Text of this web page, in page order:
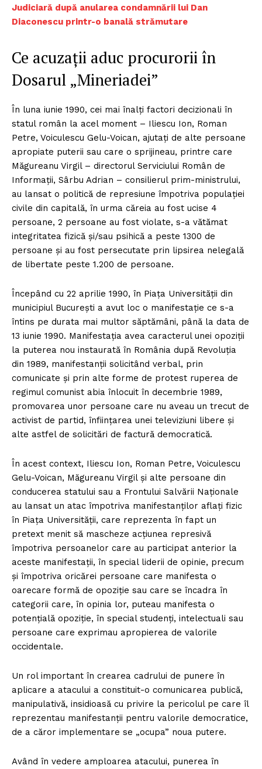
Judiciară după anularea condamnării lui Dan
Diaconescu printr-o banală strămutare
Ce acuzații aduc procurorii în
Dosarul „Mineriadei”
În luna iunie 1990, cei mai înalți factori decizionali în
statul român la acel moment – Iliescu Ion, Roman
Petre, Voiculescu Gelu-Voican, ajutați de alte persoane
apropiate puterii sau care o sprijineau, printre care
Măgureanu Virgil – directorul Serviciului Român de
Informații, Sârbu Adrian – consilierul prim-ministrului,
au lansat o politică de represiune împotriva populației
civile din capitală, în urma căreia au fost ucise 4
persoane, 2 persoane au fost violate, s-a vătămat
integritatea fizică și/sau psihică a peste 1300 de
persoane şi au fost persecutate prin lipsirea nelegală
de libertate peste 1.200 de persoane.
Începând cu 22 aprilie 1990, în Piața Universității din
municipiul București a avut loc o manifestație ce s-a
întins pe durata mai multor săptămâni, până la data de
13 iunie 1990. Manifestația avea caracterul unei opoziții
la puterea nou instaurată în România după Revoluţia
din 1989, manifestanții solicitând verbal, prin
comunicate și prin alte forme de protest ruperea de
regimul comunist abia înlocuit în decembrie 1989,
promovarea unor persoane care nu aveau un trecut de
activist de partid, înființarea unei televiziuni libere și
alte astfel de solicitări de factură democratică.
În acest context, Iliescu Ion, Roman Petre, Voiculescu
Gelu-Voican, Măgureanu Virgil şi alte persoane din
conducerea statului sau a Frontului Salvării Naţionale
au lansat un atac împotriva manifestanților aflați fizic
în Piața Universității, care reprezenta în fapt un
pretext menit să mascheze acțiunea represivă
împotriva persoanelor care au participat anterior la
aceste manifestații, în special liderii de opinie, precum
și împotriva oricărei persoane care manifesta o
oarecare formă de opoziție sau care se încadra în
categorii care, în opinia lor, puteau manifesta o
potenţială opoziţie, în special studenţi, intelectuali sau
persoane care exprimau apropierea de valorile
occidentale.
Un rol important în crearea cadrului de punere în
aplicare a atacului a constituit-o comunicarea publică,
manipulativă, insidioasă cu privire la pericolul pe care îl
reprezentau manifestanții pentru valorile democratice,
de a căror implementare se „ocupa” noua putere.
Având în vedere amploarea atacului, punerea în